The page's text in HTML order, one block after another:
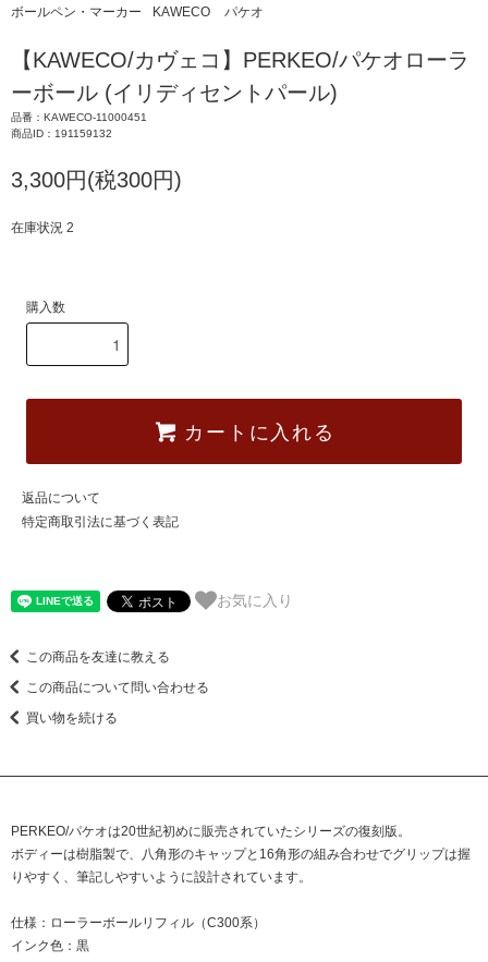
ボールペン・マーカー KAWECO パケオ
【KAWECO/カヴェコ】PERKEO/パケオローラ
ーボール (イリディセントパール)
品番：KAWECO-11000451
商品ID：191159132
3,300円(税300円)
在庫状況 2
購入数
カートに入れる
返品について
特定商取引法に基づく表記
お気に入り
この商品を友達に教える
この商品について問い合わせる
買い物を続ける
PERKEO/パケオは20世紀初めに販売されていたシリーズの復刻版。
ボディーは樹脂製で、八角形のキャップと16角形の組み合わせでグリップは握
りやすく、筆記しやすいように設計されています。
仕様：ローラーボールリフィル（C300系）
インク色：黒